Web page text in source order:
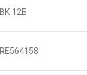
ВК 12Б
RE564158